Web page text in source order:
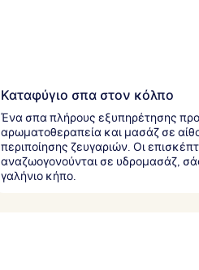
Καταφύγιο σπα στον κόλπο
Ένα σπα πλήρους εξυπηρέτησης
αρωματοθεραπεία και μασάζ σε
περιποίησης ζευγαριών. Οι
αναζωογονούνται σε υδρομασάζ,
γαλήνιο κήπο.